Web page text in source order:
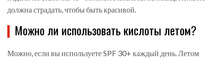
должна страдать, чтобы быть красивой.
Можно ли использовать кислоты летом?
Можно, если вы используете SPF 30+ каждый день. Летом